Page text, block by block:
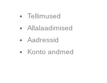
Tellimused
Allalaadimised
Aadressid
Konto andmed